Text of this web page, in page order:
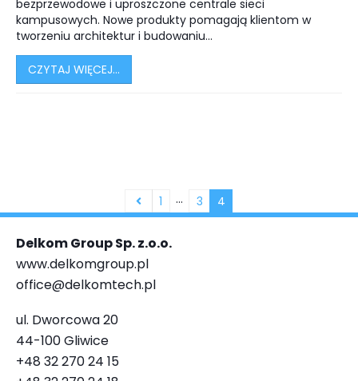
bezprzewodowe i uproszczone centrale sieci
kampusowych. Nowe produkty pomagają klientom w
tworzeniu architektur i budowaniu...
CZYTAJ WIĘCEJ...
1 … 3 4
Delkom Group Sp. z.o.o.
www.delkomgroup.pl
office@delkomtech.pl
ul. Dworcowa 20
44-100 Gliwice
+48 32 270 24 15